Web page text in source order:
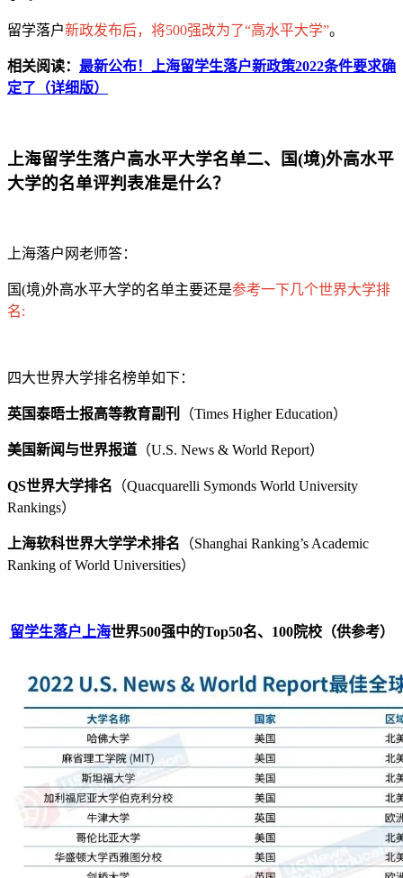
留学落户新政发布后，将500强改为了“高水平大学”。
相关阅读： 最新公布！上海留学生落户新政策2022条件要求确
定了（详细版）
上海留学生落户高水平大学名单二、国(境)外高水平
大学的名单评判表准是什么？
上海落户网老师答：
国(境)外高水平大学的名单主要还是参考一下几个世界大学排
名:
四大世界大学排名榜单如下：
英国泰晤士报高等教育副刊 （Times Higher Education）
美国新闻与世界报道 （U.S. News & World Report）
QS世界大学排名 （Quacquarelli Symonds World University
Rankings）
上海软科世界大学学术排名 （Shanghai Ranking’s Academic
Ranking of World Universities）
留学生落户上海世界500强中的Top50名、100院校（供参考）